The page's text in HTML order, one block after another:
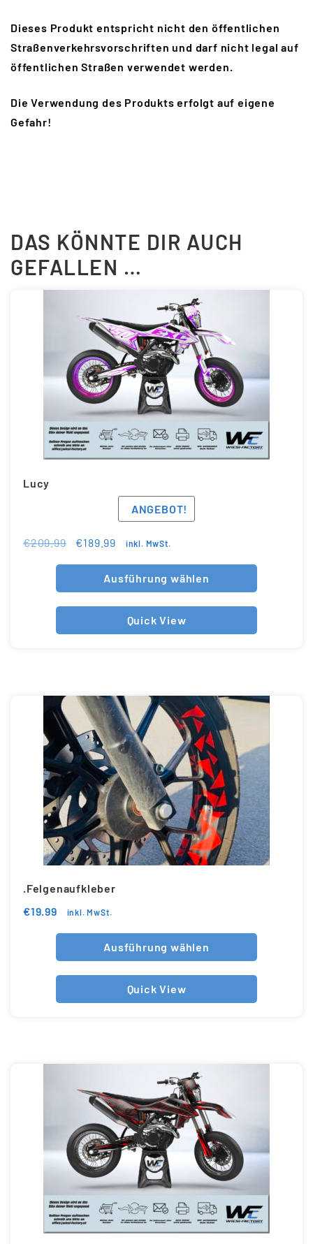
Dieses Produkt entspricht nicht den öffentlichen
Straßenverkehrsvorschriften und darf nicht legal auf
öffentlichen Straßen verwendet werden.
Die Verwendung des Produkts erfolgt auf eigene
Gefahr!
DAS KÖNNTE DIR AUCH
GEFALLEN …
Lucy
ANGEBOT!
€209.99 €189.99 inkl. MwSt.
Ausführung wählen
Quick View
.Felgenaufkleber
€19.99 inkl. MwSt.
Ausführung wählen
Quick View